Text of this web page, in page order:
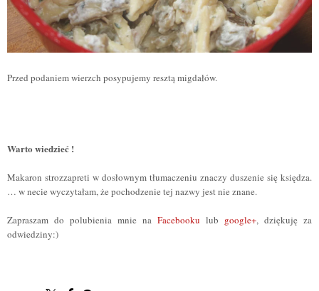
Przed podaniem wierzch posypujemy resztąmigdałów.
Warto wiedzieć !
Makaron strozzapreti w dosłownym tłumaczeniu znaczy duszenie się księdza.
… w necie wyczytałam, że pochodzenie tej nazwy jest nie znane.
Zapraszam do polubienia mnie na Facebooku lub google+, dziękuję za
odwiedziny:)